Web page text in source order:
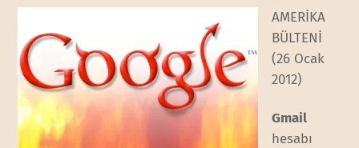
AMERİKA
BÜLTENİ
(26 Ocak
2012)
Gmail
hesabı